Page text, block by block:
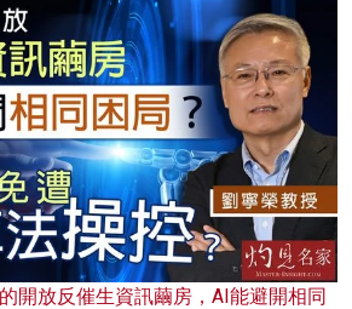
開放反催生資訊繭房，AI能避開相同